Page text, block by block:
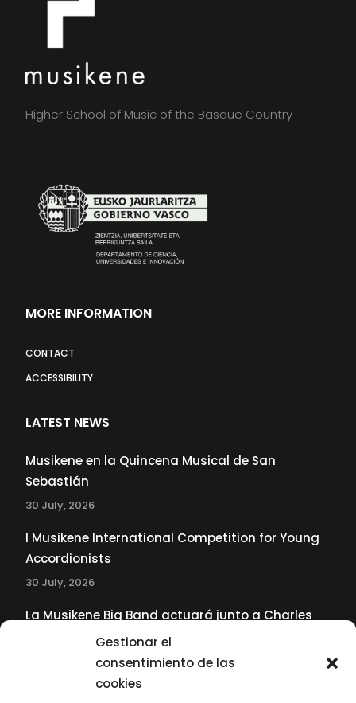
Gestionar el
consentimiento de las
cookies
Higher School of Music of the Basque Country
MORE INFORMATION
CONTACT
ACCESSIBILITY
LATEST NEWS
Musikene en la Quincena Musical de San
Sebastián
30 July, 2026
I Musikene International Competition for Young
Accordionists
30 July, 2026
La Musikene Big Band actuará junto a Charles
Tolliver en el 61 Jazzaldia